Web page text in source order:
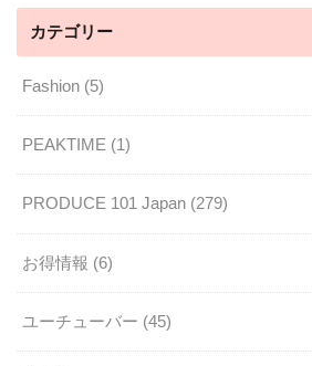
カテゴリー
Fashion (5)
PEAKTIME (1)
PRODUCE 101 Japan (279)
お得情報 (6)
ユーチューバー (45)